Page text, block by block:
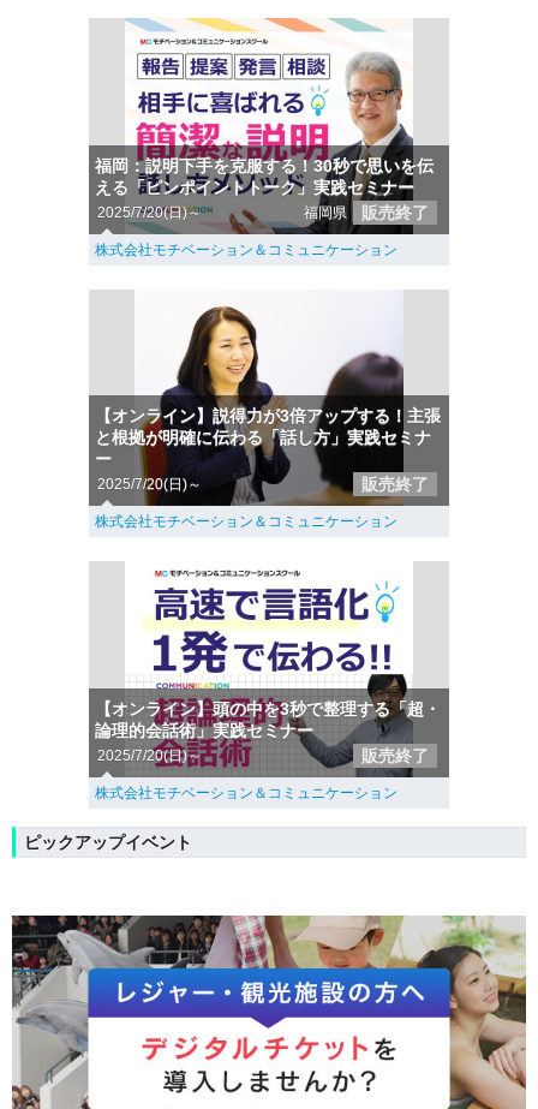
福岡：説明下手を克服する！30秒で思いを伝
える「ピンポイントトーク」実践セミナー
2025/7/20(日)～ 福岡県 販売終了
株式会社モチベーション＆コミュニケーション
【オンライン】説得力が3倍アップする！主張
と根拠が明確に伝わる「話し方」実践セミナ
ー
2025/7/20(日)～ 販売終了
株式会社モチベーション＆コミュニケーション
【オンライン】頭の中を3秒で整理する「超・
論理的会話術」実践セミナー
2025/7/20(日)～ 販売終了
株式会社モチベーション＆コミュニケーション
ピックアップイベント